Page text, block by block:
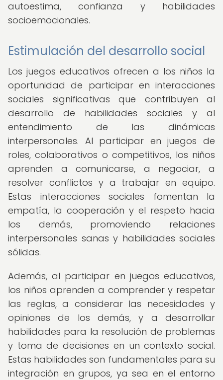
autoestima, confianza y habilidades
socioemocionales.
Estimulación del desarrollo social
Los juegos educativos ofrecen a los niños la
oportunidad de participar en interacciones
sociales significativas que contribuyen al
desarrollo de habilidades sociales y al
entendimiento de las dinámicas
interpersonales. Al participar en juegos de
roles, colaborativos o competitivos, los niños
aprenden a comunicarse, a negociar, a
resolver conflictos y a trabajar en equipo.
Estas interacciones sociales fomentan la
empatía, la cooperación y el respeto hacia
los demás, promoviendo relaciones
interpersonales sanas y habilidades sociales
sólidas.
Además, al participar en juegos educativos,
los niños aprenden a comprender y respetar
las reglas, a considerar las necesidades y
opiniones de los demás, y a desarrollar
habilidades para la resolución de problemas
y toma de decisiones en un contexto social.
Estas habilidades son fundamentales para su
integración en grupos, ya sea en el entorno